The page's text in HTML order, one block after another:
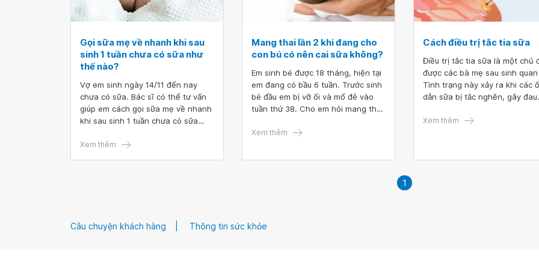
Gọi sữa mẹ về nhanh khi sau
sinh 1 tuần chưa có sữa như
thế nào?
Vợ em sinh ngày 14/11 đến nay
chưa có sữa. Bác sĩ có thể tư vấn
giúp em cách gọi sữa mẹ về nhanh
khi sau sinh 1 tuần chưa có sữa
vấn.
Xem thêm
Mang thai lần 2 khi đang cho
con bú có nên cai sữa không?
Em sinh bé được 18 tháng, hiện tại
em đang có bầu 6 tuần. Trước sinh
bé đầu em bị vỡ ối và mổ đẻ vào
tuần thứ 38. Cho em hỏi mang thai
cai sữa không? Cảm ơn bác sĩ tư
Xem thêm
Cách điều trị tắc tia sữa
Điều trị tắc tia sữa là một chủ
được các bà mẹ sau sinh
Tình trạng này xảy ra khi các
dẫn sữa bị tắc nghẽn, gây đau
tắc tia sữa thường tập trung
Xem thêm
1
Câu chuyện khách hàng Thông tin sức khỏe